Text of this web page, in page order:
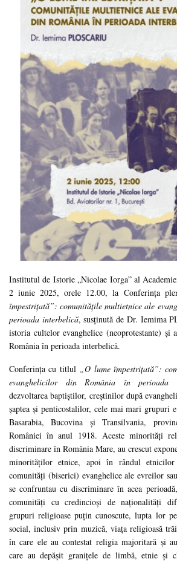
Institutul de Istorie „Nicolae Iorga” al
2 iunie 2025, orele 12.00, la Conferinţa
împestrițată”: comunitățile multietnice ale
perioada interbelică, susținută de Dr. Iemima
istoria cultelor evanghelice (neoprotestante)
România în perioada interbelică.
Conferinţa cu titlul „O lume împestrițată”:
evanghelicilor din România în perioada
dezvoltarea baptiștilor, creștinilor după
șaptea şi penticostalilor, cele mai mari grupuri
Basarabia, Bucovina şi Transilvania,
României în anul 1918. Aceste minorități
discriminare în România Mare, au crescut
minorităților etnice, apoi în rândul
comunităţi (biserici) evanghelice ale evreilor
se confruntau cu discriminare în acea
comunităţi cu credincioşi de naţionalităţi
grupuri religioase puţin cunoscute, lupta lor
social, inclusiv prin muzică, viaţa religioasă
în care ele au contestat religia majoritară şi
care au depăşit graniţele de limbă, etnie şi